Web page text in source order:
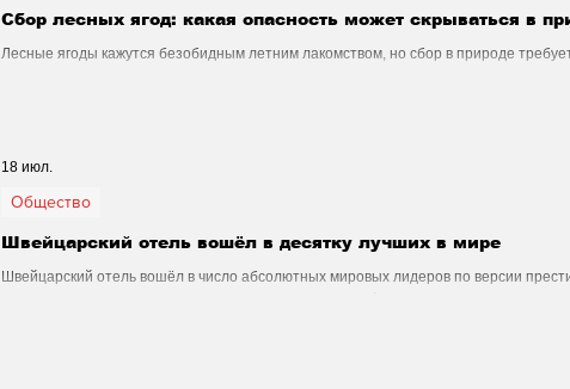
Сбор лесных ягод: какая опасность может скрываться в
Лесные ягоды кажутся безобидным летним лакомством, но сбор в природе
Швейцарский отель вошёл в десятку лучших в мире
Швейцарский отель вошёл в число абсолютных мировых лидеров по версии
Общество
18 июл.